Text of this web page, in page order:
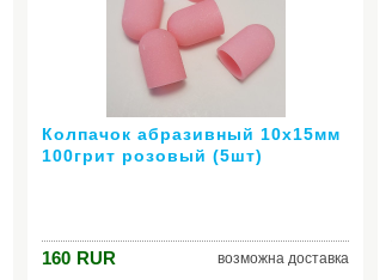
Колпачок абразивный 10х15мм
100грит розовый (5шт)
160 RUR возможна доставка